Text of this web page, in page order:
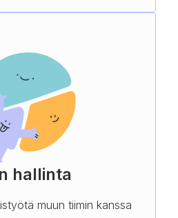
hallinta
muun tiimin kanssa